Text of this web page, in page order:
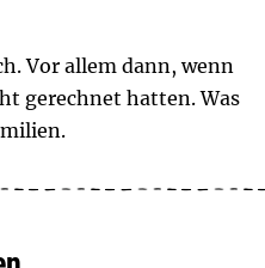
Vor allem dann, wenn
gerechnet hatten. Was